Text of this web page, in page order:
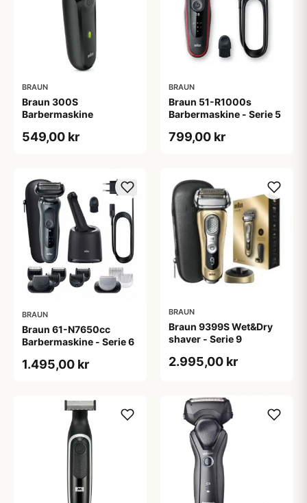
BRAUN
Braun 300S
Barbermaskine
549,00 kr
BRAUN
Braun 51-R1000s
Barbermaskine - Serie 5
799,00 kr
BRAUN
Braun 61-N7650cc
Barbermaskine - Serie 6
1.495,00 kr
BRAUN
Braun 9399S Wet&Dry
shaver - Serie 9
2.995,00 kr